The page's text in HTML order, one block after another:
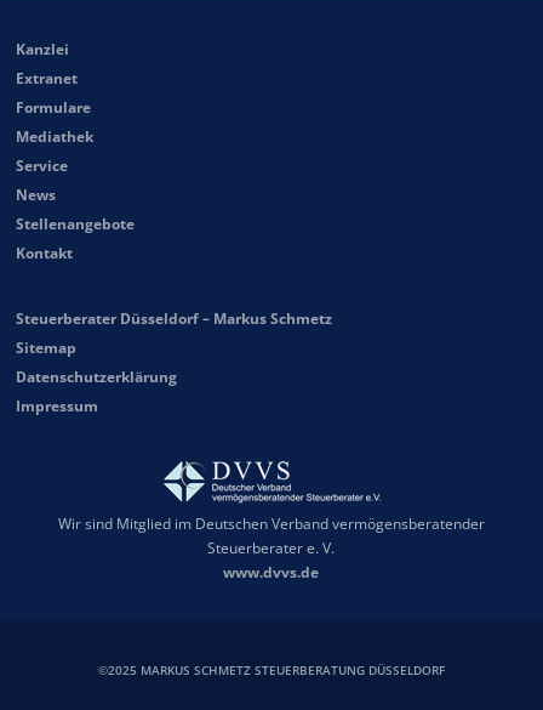
Kanzlei
Extranet
Formulare
Mediathek
Service
News
Stellenangebote
Kontakt
Steuerberater Düsseldorf – Markus Schmetz
Sitemap
Datenschutzerklärung
Impressum
Wir sind Mitglied im Deutschen Verband vermögensberatender
Steuerberater e. V.
www.dvvs.de
©2025 MARKUS SCHMETZ STEUERBERATUNG DÜSSELDORF